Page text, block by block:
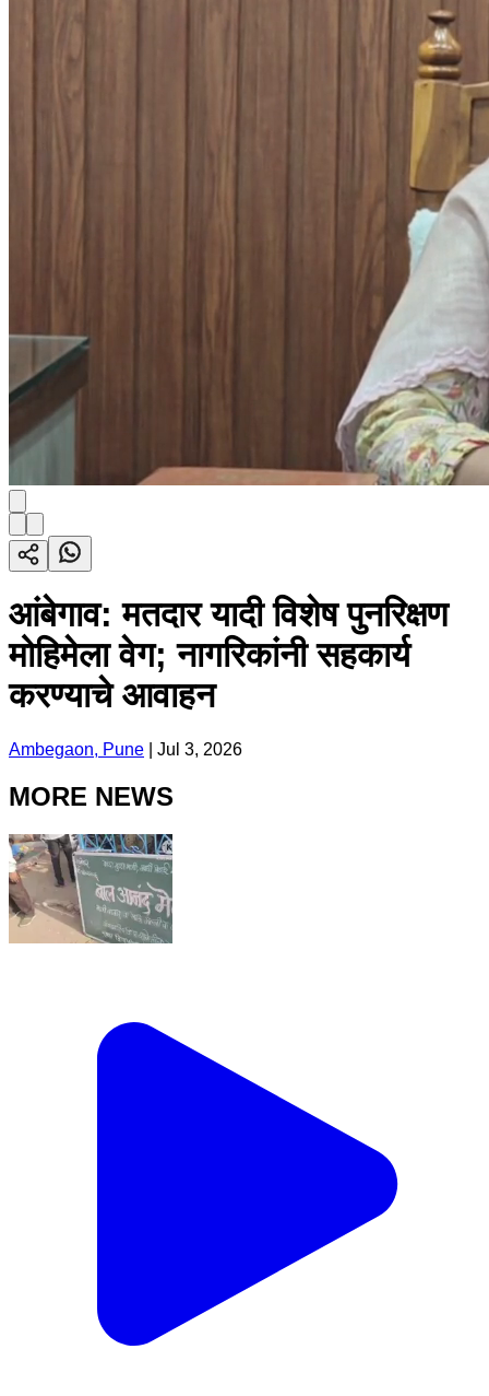
आंबेगाव: मतदार यादी विशेष पुनरिक्षण
मोहिमेला वेग; नागरिकांनी सहकार्य
करण्याचे आवाहन
Ambegaon, Pune Jul 3, 2026
MORE NEWS